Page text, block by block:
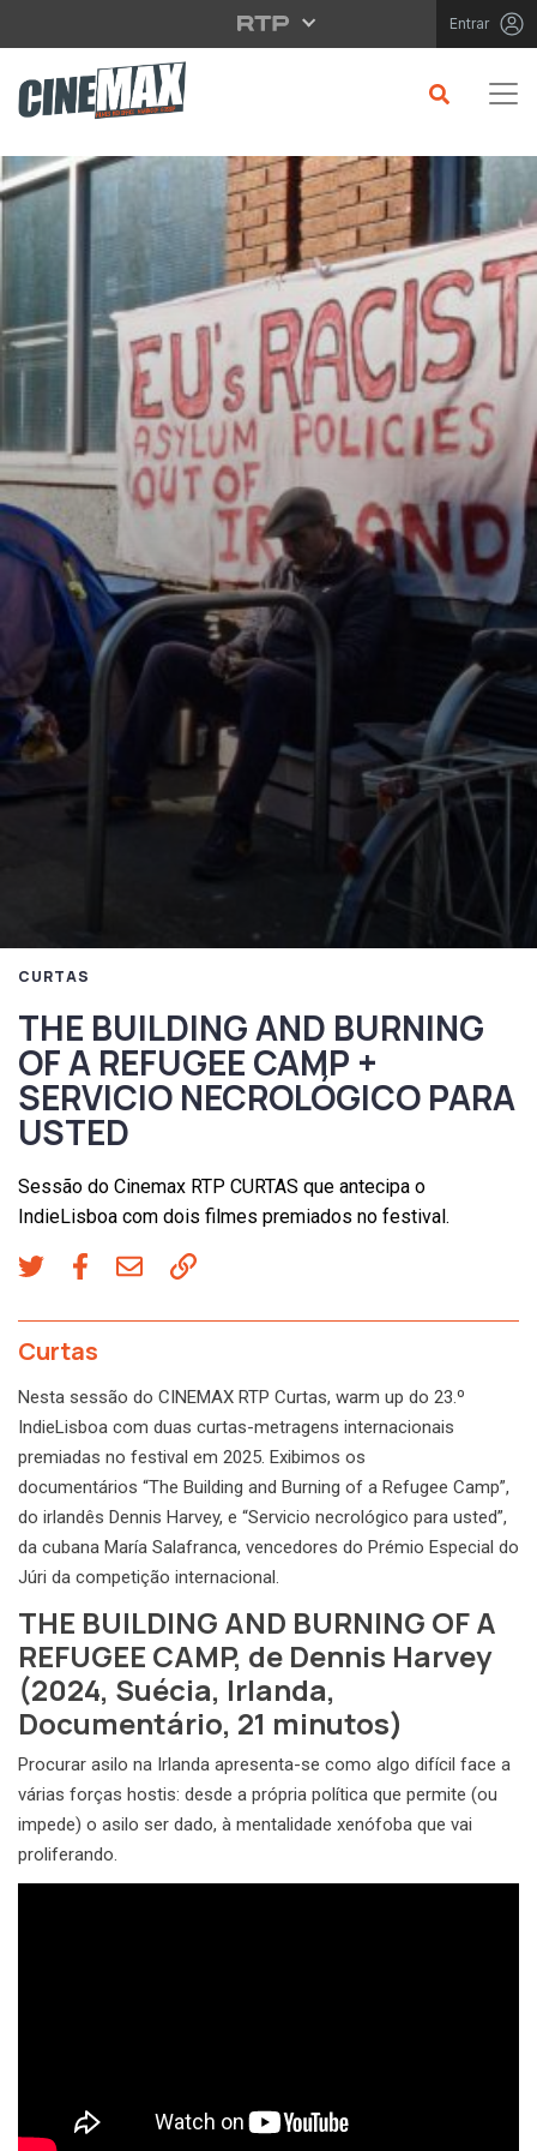
Saltar para o conteúdo principal Entrar
CURTAS
THE BUILDING AND BURNING
OF A REFUGEE CAMP +
SERVICIO NECROLÓGICO PARA
USTED
Sessão do Cinemax RTP CURTAS que antecipa o
IndieLisboa com dois filmes premiados no festival.
Curtas
Nesta sessão do CINEMAX RTP Curtas, warm up do 23.º
IndieLisboa com duas curtas-metragens internacionais
premiadas no festival em 2025. Exibimos os
documentários “The Building and Burning of a Refugee Camp”,
do irlandês Dennis Harvey, e “Servicio necrológico para usted”,
da cubana María Salafranca, vencedores do Prémio Especial do
Júri da competição internacional.
THE BUILDING AND BURNING OF A
REFUGEE CAMP, de Dennis Harvey
(2024, Suécia, Irlanda,
Documentário, 21 minutos)
Procurar asilo na Irlanda apresenta-se como algo difícil face a
várias forças hostis: desde a própria política que permite (ou
impede) o asilo ser dado, à mentalidade xenófoba que vai
proliferando.